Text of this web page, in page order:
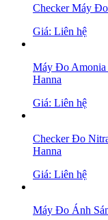
Checker Máy
Giá: Liên hệ
Máy Đo Amonia
Hanna
Giá: Liên hệ
Checker Đo
Hanna
Giá: Liên hệ
Máy Đo Ánh